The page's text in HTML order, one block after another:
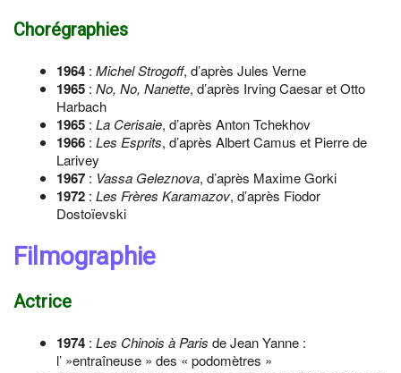
Chorégraphies
1964 : Michel Strogoff, d’après Jules Verne
1965 : No, No, Nanette, d’après Irving Caesar et Otto
Harbach
1965 : La Cerisaie, d’après Anton Tchekhov
1966 : Les Esprits, d’après Albert Camus et Pierre de
Larivey
1967 : Vassa Geleznova, d’après Maxime Gorki
1972 : Les Frères Karamazov, d’après Fiodor
Dostoïevski
Filmographie
Actrice
1974 : Les Chinois à Paris de Jean Yanne :
l’ »entraîneuse » des « podomètres »